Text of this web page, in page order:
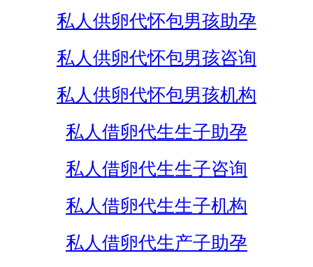
私人供卵代怀包男孩助孕
私人供卵代怀包男孩咨询
私人供卵代怀包男孩机构
私人借卵代生生子助孕
私人借卵代生生子咨询
私人借卵代生生子机构
私人借卵代生产子助孕